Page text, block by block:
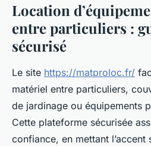
Location
entre particuliers :
sécurisé
Le site https://matproloc.fr/
matériel entre particuliers,
de jardinage ou équipements
Cette plateforme sécurisée
confiance, en mettant